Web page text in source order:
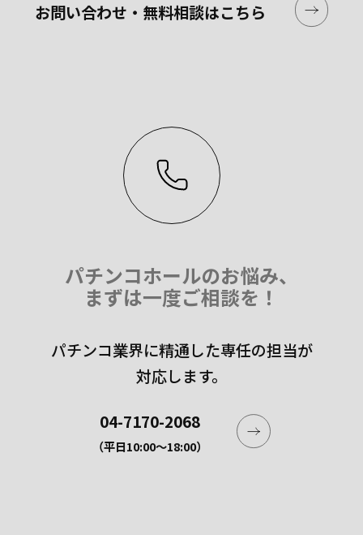
お問い合わせ・無料相談はこちら
パチンコホールのお悩み、
まずは一度ご相談を！
パチンコ業界に精通した専任の担当が
対応します。
04-7170-2068
（平日10:00〜18:00）